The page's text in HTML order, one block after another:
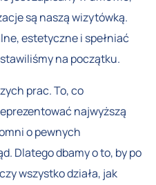
są naszą wizytówką.
estetyczne i spełniać
na początku.
prac. To, co
najwyższą
o pewnych
Dlatego dbamy o to, by po
wszystko działa, jak